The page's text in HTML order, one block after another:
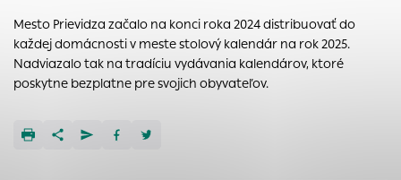
Mesto Prievidza začalo na konci roka 2024 distribuovať do
každej domácnosti v meste stolový kalendár na rok 2025.
Nadviazalo tak na tradíciu vydávania kalendárov, ktoré
poskytne bezplatne pre svojich obyvateľov.
zapamätoval Vaše prihlásenie alebo aby sa uložila Vaša
voľba v tomto okne.
Vyberte úroveň cookies, ktorú chcete povoliť
Technické súbory cookie sú pre prevádzku nevyhnutné a